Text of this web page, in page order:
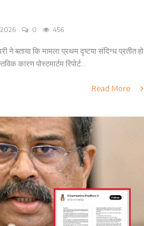
0 456
ने बताया कि मामला प्रथम दृष्टया संदिग्ध प्रतीत हो
कारण पोस्टमार्टम रिपोर्ट...
Read More